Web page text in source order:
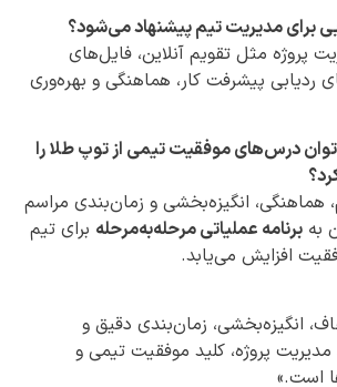
پروژه مثل تقویم آنلاین، فایل‌های
ردیابی پیشرفت کار، هماهنگی و بهره‌وری
می‌توان درس‌های موفقیت تیمی از توپ طلا را
هماهنگی، انگیزه‌بخشی و زمان‌بندی مراسم
به برنامه عملیاتی مرحله‌به‌مرحله برای تیم
افزایش می‌یابد.
انگیزه‌بخشی، زمان‌بندی دقیق و
مدیریت پروژه، کلید موفقیت تیمی و
است.»